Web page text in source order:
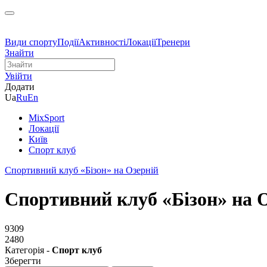
Види спортуПодіїАктивностіЛокаціїТренери
Знайти
Увійти
Додати
UaRuEn
MixSport
Локації
Київ
Спорт клуб
Спортивний клуб «Бізон» на Озерній
Спортивний клуб «Бізон» на
9309
2480
Категорія - Спорт клуб
Зберегти